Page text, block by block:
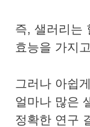
즉, 샐러리는
효능을 가지
그러나 아쉽
얼마나 많은
정확한 연구